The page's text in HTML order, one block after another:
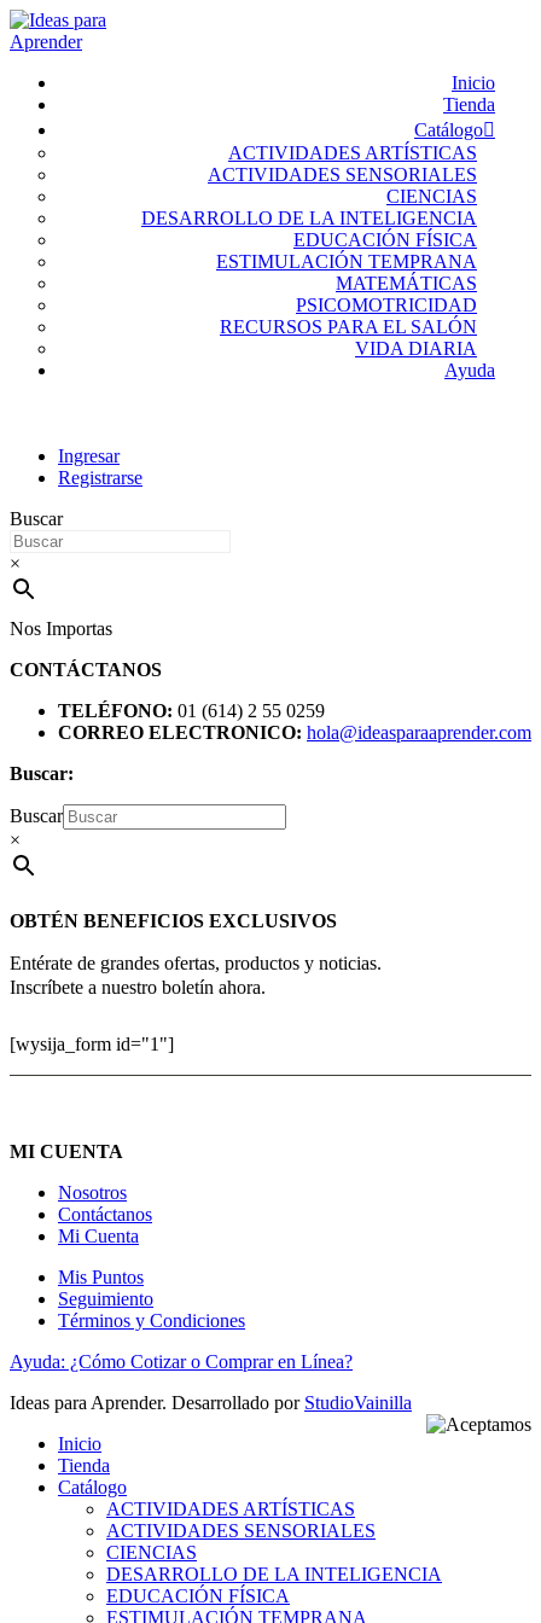
Inicio
Tienda
Catálogo
ACTIVIDADES ARTÍSTICAS
ACTIVIDADES SENSORIALES
CIENCIAS
DESARROLLO DE LA INTELIGENCIA
EDUCACIÓN FÍSICA
ESTIMULACIÓN TEMPRANA
MATEMÁTICAS
PSICOMOTRICIDAD
RECURSOS PARA EL SALÓN
VIDA DIARIA
Ayuda
Ingresar
Registrarse
Buscar
×
Nos Importas
CONTÁCTANOS
TELÉFONO: 01 (614) 2 55 0259
CORREO ELECTRONICO: hola@ideasparaaprender.com
Buscar:
Buscar
×
OBTÉN BENEFICIOS EXCLUSIVOS
Entérate de grandes ofertas, productos y noticias.
Inscríbete a nuestro boletín ahora.
[wysija_form id="1"]
MI CUENTA
Nosotros
Contáctanos
Mi Cuenta
Mis Puntos
Seguimiento
Términos y Condiciones
Ayuda: ¿Cómo Cotizar o Comprar en Línea?
Ideas para Aprender. Desarrollado por StudioVainilla
Inicio
Tienda
Catálogo
ACTIVIDADES ARTÍSTICAS
ACTIVIDADES SENSORIALES
CIENCIAS
DESARROLLO DE LA INTELIGENCIA
EDUCACIÓN FÍSICA
ESTIMULACIÓN TEMPRANA